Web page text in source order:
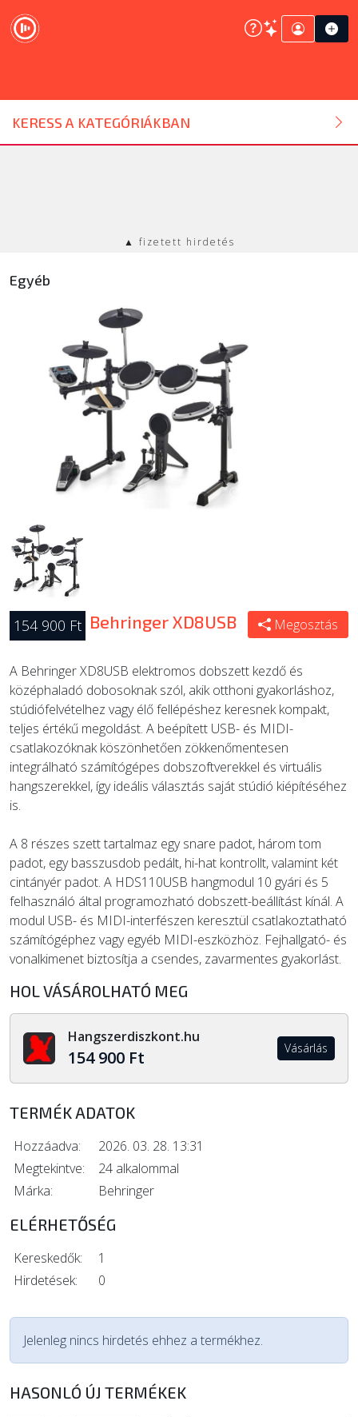
KERESS A KATEGÓRIÁKBAN
DJ ESZKÖZ
HANGTECHNIKA
EGYÉB
SZOLGÁLTATÁSOK
ÚJ TERMÉKEK
▲ fizetett hirdetés
Egyéb
154 900 Ft Behringer XD8USB Megosztás
A Behringer XD8USB elektromos dobszett kezdő és
középhaladó dobosoknak szól, akik otthoni gyakorláshoz,
stúdiófelvételhez vagy élő fellépéshez keresnek kompakt,
teljes értékű megoldást. A beépített USB- és MIDI-
csatlakozóknak köszönhetően zökkenőmentesen
integrálható számítógépes dobszoftverekkel és virtuális
hangszerekkel, így ideális választás saját stúdió kiépítéséhez
is.
A 8 részes szett tartalmaz egy snare padot, három tom
padot, egy basszusdob pedált, hi-hat kontrollt, valamint két
cintányér padot. A HDS110USB hangmodul 10 gyári és 5
felhasználó által programozható dobszett-beállítást kínál. A
modul USB- és MIDI-interfészen keresztül csatlakoztatható
számítógéphez vagy egyéb MIDI-eszközhöz. Fejhallgató- és
vonalkimenet biztosítja a csendes, zavarmentes gyakorlást.
HOL VÁSÁROLHATÓ MEG
Hangszerdiszkont.hu
154 900 Ft Vásárlás
TERMÉK ADATOK
Hozzáadva:
2026. 03. 28. 13:31
Megtekintve:
24 alkalommal
Márka:
Behringer
ELÉRHETŐSÉG
Kereskedők:
1
Hirdetések:
0
Jelenleg nincs hirdetés ehhez a termékhez.
HASONLÓ ÚJ TERMÉKEK